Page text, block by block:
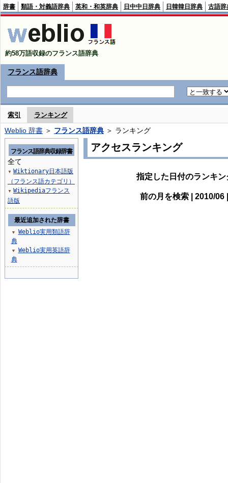
辞書 類語・対義語辞典 英和・和英辞典 日中中日辞典 日韓韓日辞典 古語辞
約58万語収録のフランス語辞典
フランス語辞典
索引 ランキング
Weblio 辞書 ＞ フランス語辞典 ＞ ランキング
アクセスランキング
指定した日付のランキ
前の月を検索 | 2010/06
フランス語辞典収録辞書
全て
▼ Wiktionary日本語版
（フランス語カテゴリ）
▼ Wikipediaフランス
語版
最近追加された辞書
▼
Weblio実用類語辞
典
▼
Weblio実用英語辞
典